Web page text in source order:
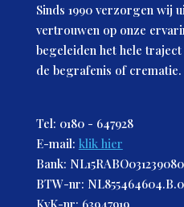
Sinds 1990 verzorgen wij
vertrouwen op onze
begeleiden het hele
de begrafenis of crematie.
Tel: 0180 - 647928
E-mail: klik hier
Bank:
BTW-nr: